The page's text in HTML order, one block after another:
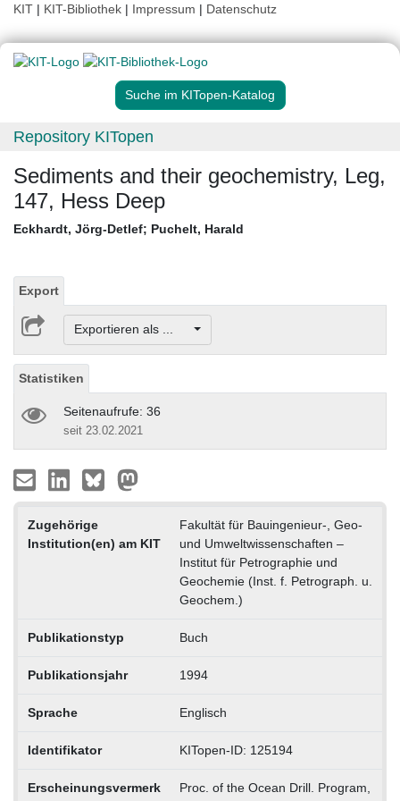
KIT | KIT-Bibliothek | Impressum | Datenschutz
Suche im KITopen-Katalog
Repository KITopen
Sediments and their geochemistry, Leg,
147, Hess Deep
Eckhardt, Jörg-Detlef; Puchelt, Harald
Export
Exportieren als ...
Statistiken
Seitenaufrufe: 36
seit 23.02.2021
Zugehörige
Institution(en) am KIT
Fakultät für Bauingenieur-, Geo-
und Umweltwissenschaften –
Institut für Petrographie und
Geochemie (Inst. f. Petrograph. u.
Geochem.)
Publikationstyp Buch
Publikationsjahr 1994
Sprache Englisch
Identifikator KITopen-ID: 125194
Erscheinungsvermerk
Proc. of the Ocean Drill. Program,